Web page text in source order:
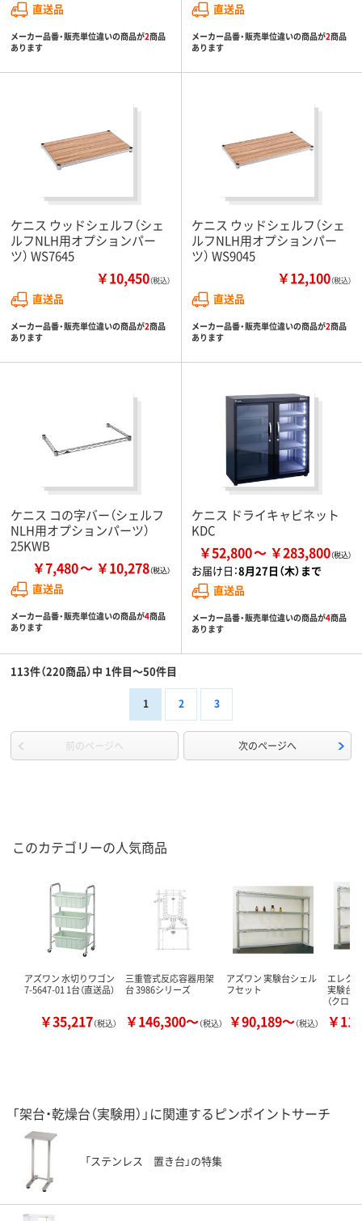
直送品
メーカー品番・販売単位違いの商品が2商品
あります
直送品
メーカー品番・販売単位違いの商品が2商品
あります
ケニス ウッドシェルフ（シェ
ルフNLH用オプションパー
ツ） WS7645
￥10,450（税込）
直送品
メーカー品番・販売単位違いの商品が2商品
あります
ケニス ウッドシェルフ（シェ
ルフNLH用オプションパー
ツ） WS9045
￥12,100（税込）
直送品
メーカー品番・販売単位違いの商品が2商品
あります
ケニス コの字バー（シェルフ
NLH用オプションパーツ）
25KWB
￥7,480 ￥10,278
直送品
メーカー品番・販売単位違いの商品が4商品
あります
ケニス ドライキャビネット
KDC
￥52,800 ￥283,800
お届け日：8月27日（木）まで
直送品
メーカー品番・販売単位違いの商品が4商品
あります
113件（220商品）中 1件目～50件目
1 2 3
前のページへ 次のページへ
このカテゴリーの人気商品
アズワン 水切りワゴン
7-5647-01 1台（直送品）
￥35,217（税込）
三重管式反応容器用架
台 3986シリーズ
￥146,300～（税込）
アズワン 実験台シェル
フセット
￥90,189～（税込）
エレクタ
実験台
（クロ
￥
「架台・乾燥台（実験用）」に関連するピンポイントサーチ
「ステンレス 置き台」の特集